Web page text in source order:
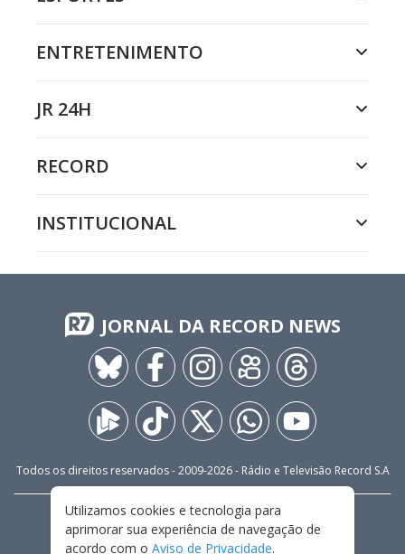
ENTRETENIMENTO
JR 24H
RECORD
INSTITUCIONAL
JORNAL DA RECORD NEWS
Todos os direitos reservados - 2009-2026- Rádio e Televisão Record S.A
FALE CONOSCO
PRIVACIDADE
TERMOS E CONDIÇÕES DE USO
Utilizamos cookies e tecnologia para
aprimorar sua experiência de navegação de
acordo com o Aviso de Privacidade.